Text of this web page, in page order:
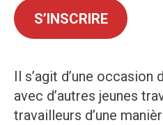
S’INSCRIRE
Il s’agit d’une occasion
avec d’autres jeunes
travailleurs d’une